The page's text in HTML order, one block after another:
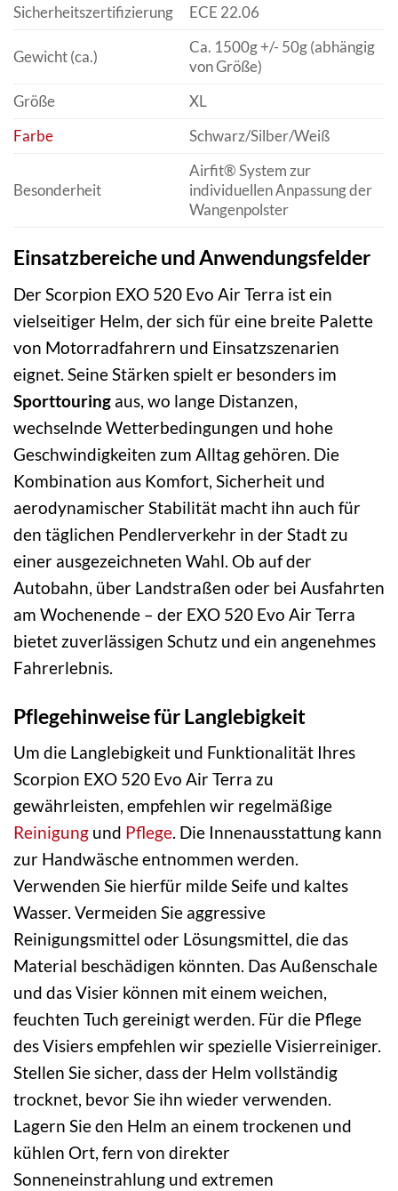
Sicherheitszertifizierung
ECE 22.06
Gewicht (ca.)
Ca. 1500g +/- 50g (abhängig
von Größe)
Größe
XL
Farbe
Schwarz/Silber/Weiß
Besonderheit
Airfit® System zur
individuellen Anpassung der
Wangenpolster
Einsatzbereiche und Anwendungsfelder
Der Scorpion EXO 520 Evo Air Terra ist ein
vielseitiger Helm, der sich für eine breite Palette
von Motorradfahrern und Einsatzszenarien
eignet. Seine Stärken spielt er besonders im
Sporttouring aus, wo lange Distanzen,
wechselnde Wetterbedingungen und hohe
Geschwindigkeiten zum Alltag gehören. Die
Kombination aus Komfort, Sicherheit und
aerodynamischer Stabilität macht ihn auch für
den täglichen Pendlerverkehr in der Stadt zu
einer ausgezeichneten Wahl. Ob auf der
Autobahn, über Landstraßen oder bei Ausfahrten
am Wochenende – der EXO 520 Evo Air Terra
bietet zuverlässigen Schutz und ein angenehmes
Fahrerlebnis.
Pflegehinweise für Langlebigkeit
Um die Langlebigkeit und Funktionalität Ihres
Scorpion EXO 520 Evo Air Terra zu
gewährleisten, empfehlen wir regelmäßige
Reinigung und Pflege. Die Innenausstattung kann
zur Handwäsche entnommen werden.
Verwenden Sie hierfür milde Seife und kaltes
Wasser. Vermeiden Sie aggressive
Reinigungsmittel oder Lösungsmittel, die das
Material beschädigen könnten. Das Außenschale
und das Visier können mit einem weichen,
feuchten Tuch gereinigt werden. Für die Pflege
des Visiers empfehlen wir spezielle Visierreiniger.
Stellen Sie sicher, dass der Helm vollständig
trocknet, bevor Sie ihn wieder verwenden.
Lagern Sie den Helm an einem trockenen und
kühlen Ort, fern von direkter
Sonneneinstrahlung und extremen